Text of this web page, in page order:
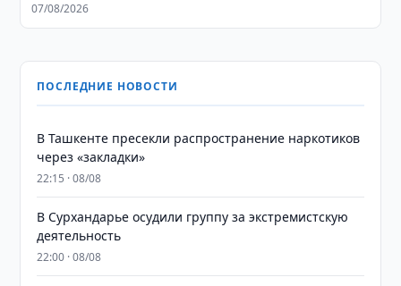
07/08/2026
ПОСЛЕДНИЕ НОВОСТИ
В Ташкенте пресекли распространение наркотиков
через «закладки»
22:15 · 08/08
В Сурхандарье осудили группу за экстремистскую
деятельность
22:00 · 08/08